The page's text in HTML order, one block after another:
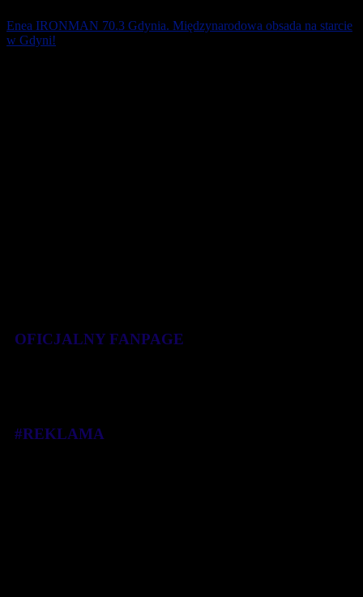
Enea IRONMAN 70.3 Gdynia. Międzynarodowa obsada na starcie
w Gdyni!
OFICJALNY FANPAGE
#REKLAMA